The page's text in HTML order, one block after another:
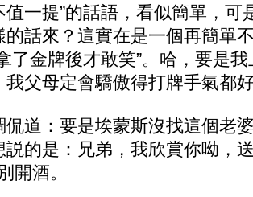
一提”的話語，看似簡單，可
的話來？這實在是一個再簡單
了金牌後才敢笑”。哈，要是
我父母定會驕傲得打牌手氣都
：要是埃蒙斯沒找這個老
説的是：兄弟，我欣賞你呦，
開酒。